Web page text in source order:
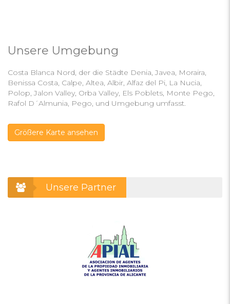
Unsere Umgebung
Costa Blanca Nord, der die Städte Denia, Javea, Moraira,
Benissa Costa, Calpe, Altea, Albir, Alfaz del Pi, La Nucia,
Polop, Jalon Valley, Orba Valley, Els Poblets, Monte Pego,
Rafol D´Almunia, Pego, und Umgebung umfasst.
Größere Karte ansehen
Unsere Partner